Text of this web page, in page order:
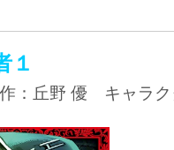
１
：丘野 優 キャラク